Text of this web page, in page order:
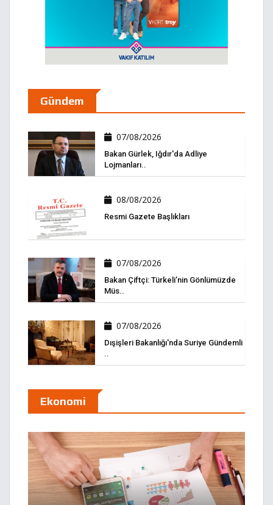
Gündem
07/08/2026
Bakan Gürlek, Iğdır'da Adliye
Lojmanları..
08/08/2026
Resmi Gazete Başlıkları
07/08/2026
Bakan Çiftçi: Türkeli’nin Gönlümüzde
Müs..
07/08/2026
Dışişleri Bakanlığı'nda Suriye Gündemli
..
Ekonomi